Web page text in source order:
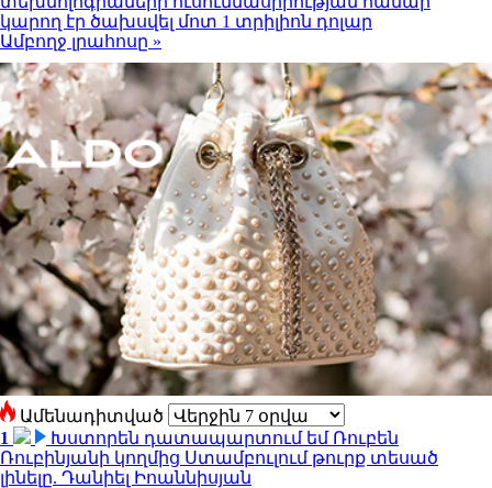
կարող էր ծախսվել մոտ 1 տրիլիոն դոլար
Ամբողջ լրահոսը »
Ամենադիտված
1
Խստորեն դատապարտում եմ Ռուբեն
Ռուբինյանի կողմից Ստամբուլում թուրք տեսած
լինելը. Դանիել Իոաննիսյան